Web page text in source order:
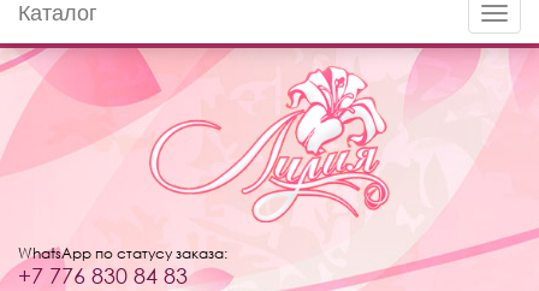
Toggle
Каталог
WhatsApp по статусу заказа:
+7 776 830 84 83